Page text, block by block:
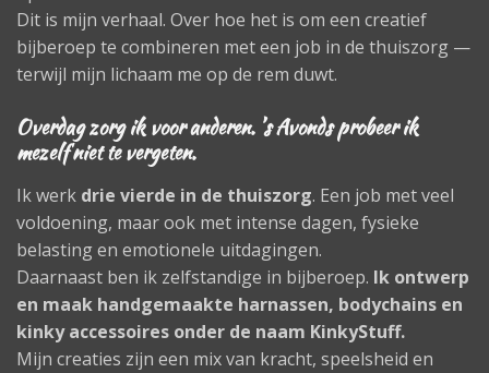
Dit is mijn verhaal. Over hoe het is om een creatief
bijberoep te combineren met een job in de thuiszorg —
terwijl mijn lichaam me op de rem duwt.
Overdag zorg ik voor anderen. ’s Avonds probeer ik
mezelf niet te vergeten.
Ik werk drie vierde in de thuiszorg. Een job met veel
voldoening, maar ook met intense dagen, fysieke
belasting en emotionele uitdagingen.
Daarnaast ben ik zelfstandige in bijberoep. Ik ontwerp
en maak handgemaakte harnassen, bodychains en
kinky accessoires onder de naam KinkyStuff.
Mijn creaties zijn een mix van kracht, speelsheid en